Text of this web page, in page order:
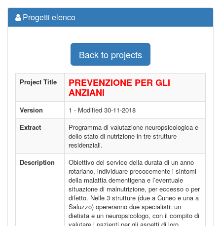
Progetti elenco
Back to projects
Project Title PREVENZIONE PER GLI
ANZIANI
Version
1 - Modified 30-11-2018
Extract
Programma di valutazione neuropsicologica e
dello stato di nutrizione in tre strutture
residenziali.
Description
Obiettivo del service della durata di un anno
rotariano, individuare precocemente i sintomi
della malattia dementigena e l’eventuale
situazione di malnutrizione, per eccesso o per
difetto. Nelle 3 strutture (due a Cuneo e una a
Saluzzo) opereranno due specialisti: un
dietista e un neuropsicologo, con il compito di